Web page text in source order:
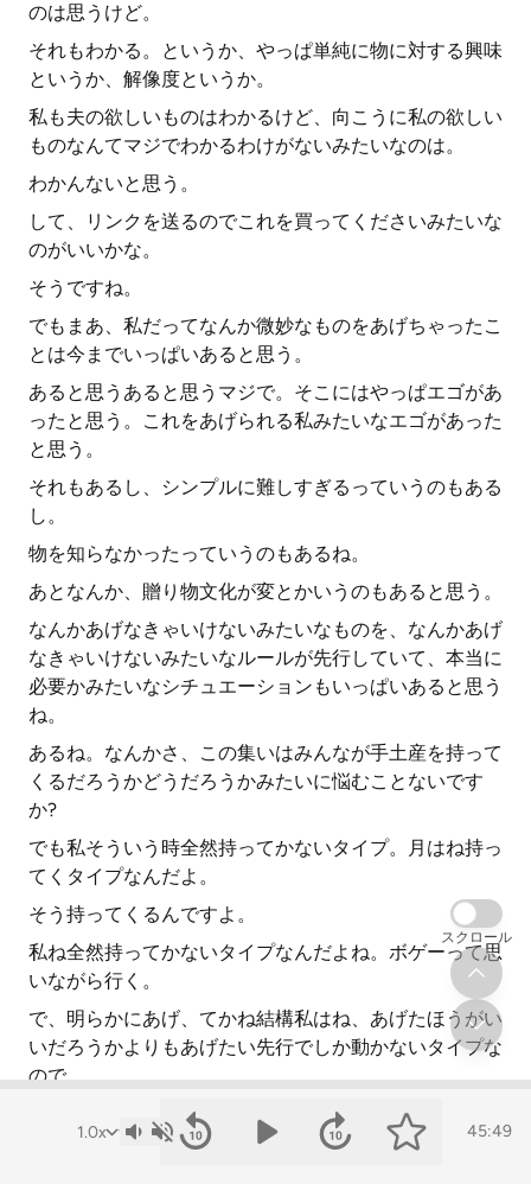
のは思うけど。
それもわかる。というか、やっぱ単純に物に対する興味
というか、解像度というか。
私も夫の欲しいものはわかるけど、向こうに私の欲しい
ものなんてマジでわかるわけがないみたいなのは。
わかんないと思う。
して、リンクを送るのでこれを買ってくださいみたいな
のがいいかな。
そうですね。
でもまあ、私だってなんか微妙なものをあげちゃったこ
とは今までいっぱいあると思う。
あると思うあると思うマジで。そこにはやっぱエゴがあ
ったと思う。これをあげられる私みたいなエゴがあった
と思う。
それもあるし、シンプルに難しすぎるっていうのもある
し。
物を知らなかったっていうのもあるね。
あとなんか、贈り物文化が変とかいうのもあると思う。
なんかあげなきゃいけないみたいなものを、なんかあげ
なきゃいけないみたいなルールが先行していて、本当に
必要かみたいなシチュエーションもいっぱいあると思う
ね。
あるね。なんかさ、この集いはみんなが手土産を持って
くるだろうかどうだろうかみたいに悩むことないです
か?
でも私そういう時全然持ってかないタイプ。月はね持っ
てくタイプなんだよ。
そう持ってくるんですよ。
私ね全然持ってかないタイプなんだよね。ボゲーって思
いながら行く。
で、明らかにあげ、てかね結構私はね、あげたほうがい
いだろうかよりもあげたい先行でしか動かないタイプな
ので。
でもこれはもうたぶん仕事柄とか、まあ私があんま、な
んていうのかな、全然ダメだからとかもあるとは思うん
45:49
スクロール